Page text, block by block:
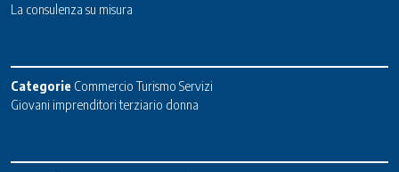
La consulenza su misura
Categorie Commercio Turismo Servizi
Giovani imprenditori terziario donna